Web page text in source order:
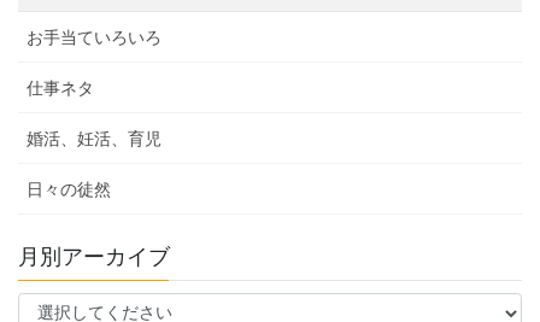
お手当ていろいろ
仕事ネタ
婚活、妊活、育児
日々の徒然
月別アーカイブ